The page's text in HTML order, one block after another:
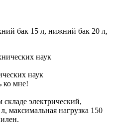
бак 15 л, нижний бак 20 л,
наук
ко мне!
электрический,
максимальная нагрузка 150